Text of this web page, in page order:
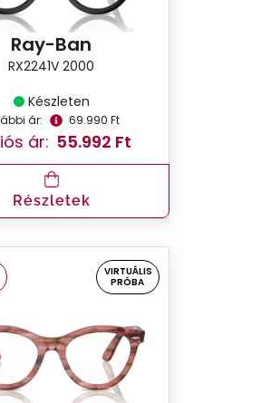
Ray-Ban
RX2241V 2000
Készleten
ár: 69.990 Ft
ár: 55.992 Ft
Részletek
VIRTUÁLIS
PRÓBA